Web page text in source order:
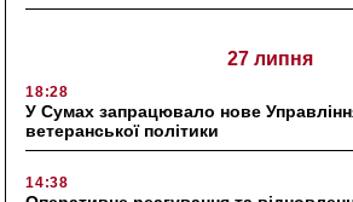
27 липня
18:28
У Сумах запрацювало нове
ветеранської політики
14:38